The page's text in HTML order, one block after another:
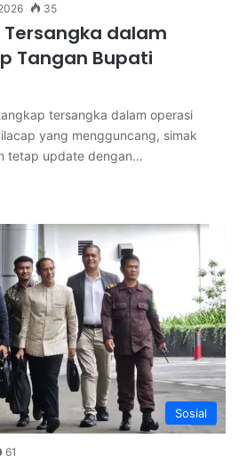
35
Tersangka dalam
Tangan Bupati
tersangka dalam operasi
yang mengguncang, simak
tetap update dengan…
Sosial
61